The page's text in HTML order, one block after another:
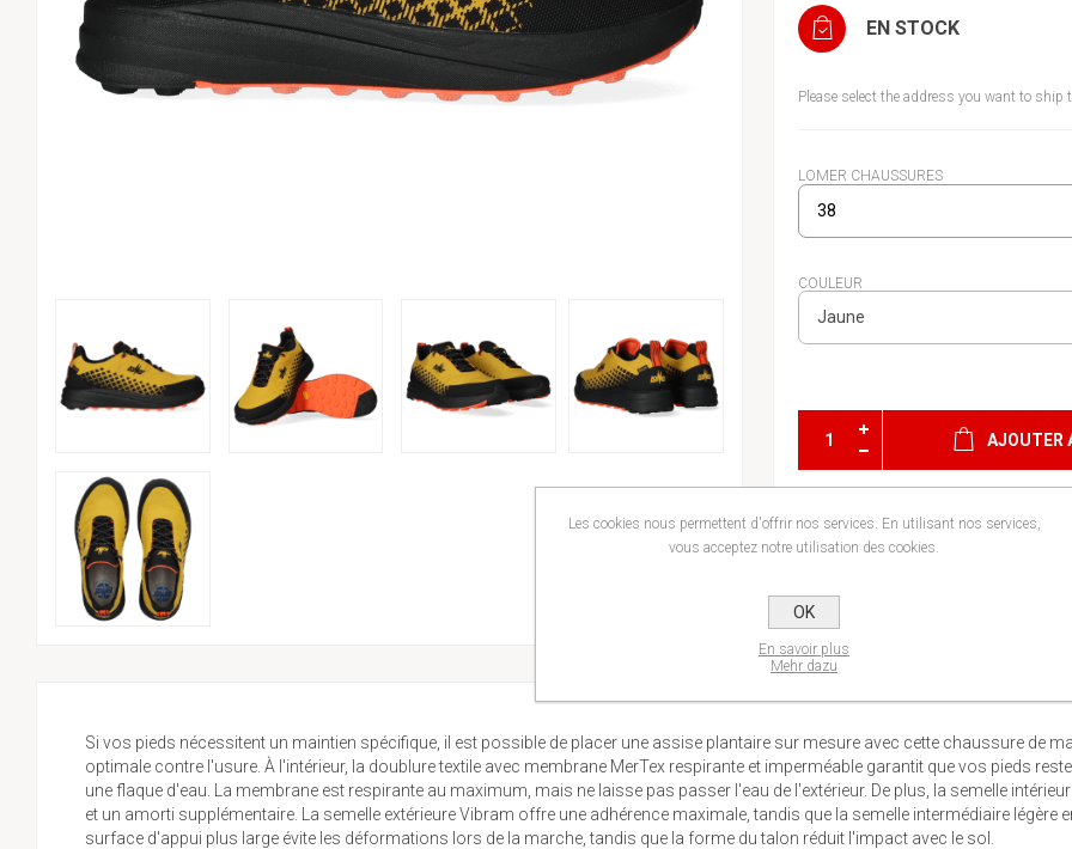
EN STOCK
Please select the address you want to ship
LOMER CHAUSSURES
COULEUR
AJOUTER
Si vos pieds nécessitent un maintien spécifique, il est possible de placer une assise plantaire sur mesure avec cette chaussure de
optimale contre l'usure. À l'intérieur, la doublure textile avec membrane MerTex respirante et imperméable garantit que vos pieds
une flaque d'eau. La membrane est respirante au maximum, mais ne laisse pas passer l'eau de l'extérieur. De plus, la semelle
et un amorti supplémentaire. La semelle extérieure Vibram offre une adhérence maximale, tandis que la semelle intermédiaire légère
surface d'appui plus large évite les déformations lors de la marche, tandis que la forme du talon réduit l'impact avec le sol.
Les cookies nous permettent d'offrir nos services. En utilisant nos services,
vous acceptez notre utilisation des cookies.
OK
En savoir plus
Mehr dazu